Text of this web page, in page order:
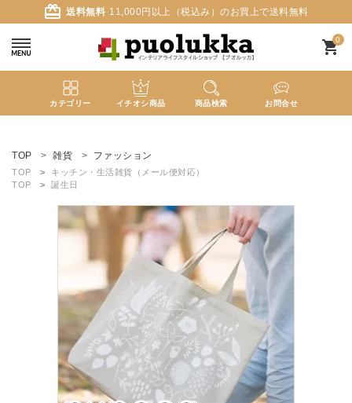
card_giftcard 送料無料 11,000円以上（税込み）のお買上で送料無料
0
shopping_cart
カテゴリー イチオシ商品 商品検索 お問合せ
ようこそ ゲスト 様
search
新着商品
カテゴリーから探す
ブランド
TOP 雑貨 ファッション
TOP
キッチン・生活雑貨（メール便対応）
TOP
誕生日